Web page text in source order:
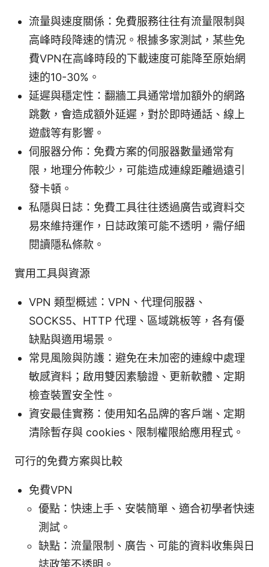
流量與速度關係：免費服務往往有流量限制與
高峰時段降速的情況。根據多家測試，某些免
費VPN在高峰時段的下載速度可能降至原始網
速的10-30%。
延遲與穩定性：翻牆工具通常增加額外的網路
跳數，會造成額外延遲，對於即時通話、線上
遊戲等有影響。
伺服器分佈：免費方案的伺服器數量通常有
限，地理分佈較少，可能造成連線距離過遠引
發卡頓。
私隱與日誌：免費工具往往透過廣告或資料交
易來維持運作，日誌政策可能不透明，需仔細
閱讀隱私條款。
實用工具與資源
VPN 類型概述：VPN、代理伺服器、
SOCKS5、HTTP 代理、區域跳板等，各有優
缺點與適用場景。
常見風險與防護：避免在未加密的連線中處理
敏感資料；啟用雙因素驗證、更新軟體、定期
檢查裝置安全性。
資安最佳實務：使用知名品牌的客戶端、定期
清除暫存與 cookies、限制權限給應用程式。
可行的免費方案與比較
免費VPN
優點：快速上手、安裝簡單、適合初學者快速
測試。
缺點：流量限制、廣告、可能的資料收集與日
誌政策不透明。